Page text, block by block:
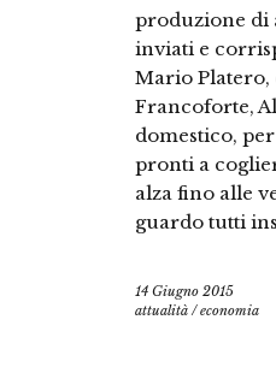
produzione di
inviati e
Mario Platero,
Francoforte,
domestico,
pronti a
alza fino alle
guardo tutti
14 Giugno 2015
attualità /economia